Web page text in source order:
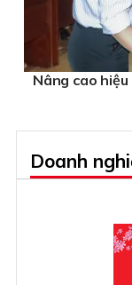
Nâng cao
Doanh